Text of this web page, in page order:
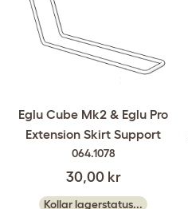
Eglu Cube Mk2 & Eglu Pro
Extension Skirt Support
064.1078
30,00 kr
Kollar lagerstatus...